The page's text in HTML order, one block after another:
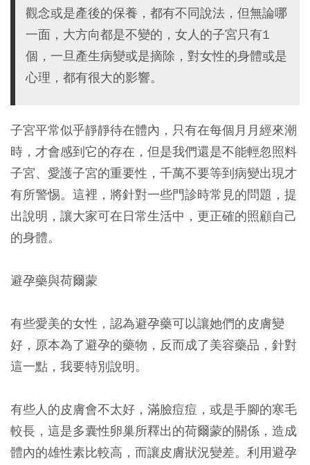
觀念或是產後的保養，都有不同說法，但無論哪
一面，大方向都是不變的，女人的子宮只有1
個，一旦產生病變或是摘除，對女性的身體或是
心理，都有很大的影響。
子宮平常似乎靜靜待在體內，只有在每個月月經來潮
時，才會感到它的存在，但是我們還是不能輕忽照料
子宮、愛護子宮的重要性，千萬不要等到病變出現才
有所警惕。這裡，將針對一些門診時常見的問題，提
出說明，讓大家可在日常生活中，更正確的照顧自己
的身體。
避孕藥與荷爾蒙
有些愛美的女性，認為避孕藥可以讓她們的皮膚變
好，原本為了避孕的藥物，反而成了美容藥品，針對
這一點，我要特別說明。
有些人的皮膚會不太好，滿臉痘痘，或是手腳的寒毛
較長，這是多囊性卵巢所釋出的荷爾蒙的關係，造成
體內的雄性素比較高，而讓皮膚狀況變差。利用避孕